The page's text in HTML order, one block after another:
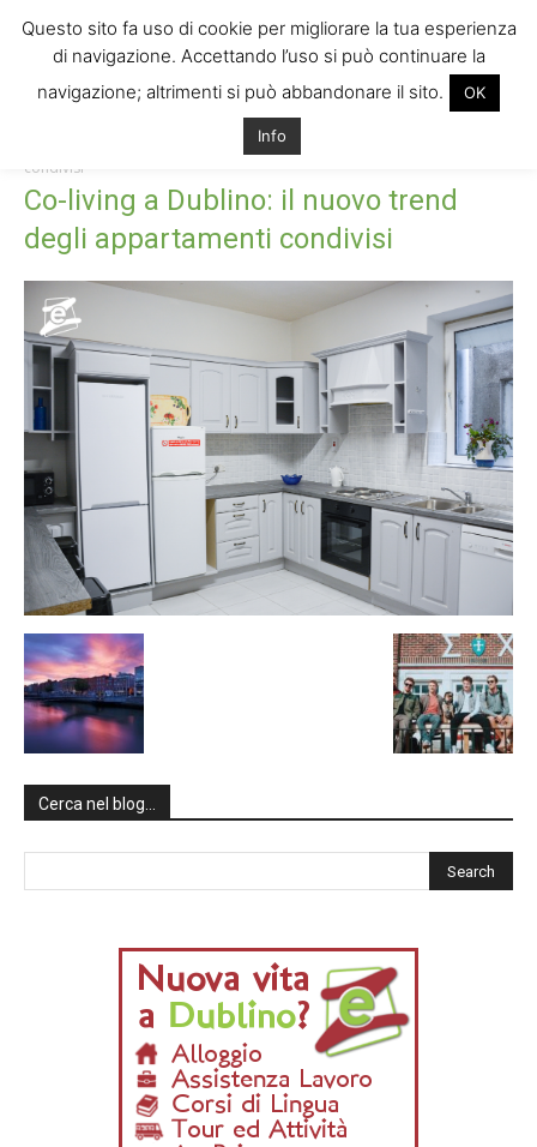
Co-living a Dublino: il nuovo trend degli appartamenti
Co-living a Dublino: il nuovo trend degli appartamenti
condivisi
Co-living a Dublino: il nuovo trend
degli appartamenti condivisi
Cerca nel blog…
Questo sito fa uso di cookie per migliorare la tua esperienza
di navigazione. Accettando l’uso si può continuare la
navigazione; altrimenti si può abbandonare il sito.
OK
Info